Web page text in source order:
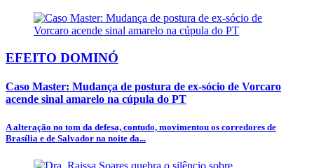
EFEITO DOMINÓ
Caso Master: Mudança de postura de ex-sócio de Vorcaro
acende sinal amarelo na cúpula do PT
A alteração no tom da defesa, contudo, movimentou os corredores de
Brasília e de Salvador na noite da...